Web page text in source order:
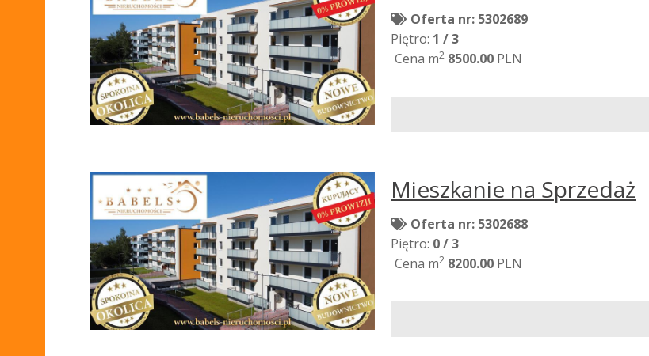
Oferta nr: 5302689
Piętro: 1 / 3
Cena m2 8500.00 PLN
Mieszkanie na Sprzedaż
Oferta nr: 5302688
Piętro: 0 / 3
Cena m2 8200.00 PLN